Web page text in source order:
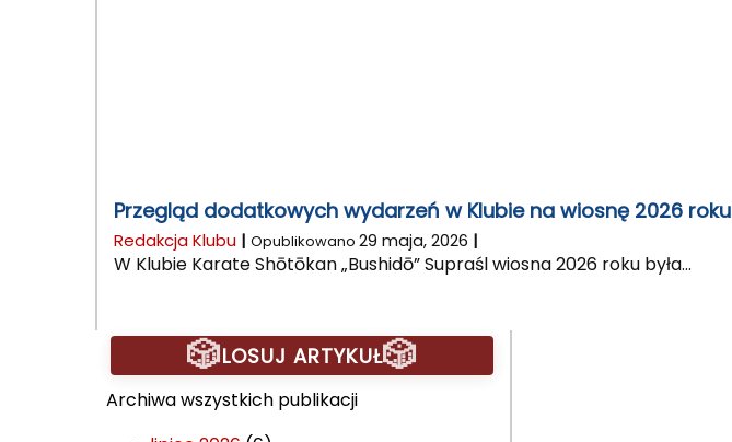
Przegląd dodatkowych wydarzeń w Klubie na wiosnę 2026 roku
Redakcja Klubu | Opublikowano 29 maja, 2026 |
W Klubie Karate Shōtōkan „Bushidō” Supraśl wiosna 2026 roku była...
🎲LOSUJ ARTYKUŁ🎲
Archiwa wszystkich publikacji